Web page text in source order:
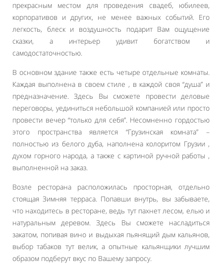
прекрасным местом для проведения свадеб, юбилеев,
корпоративов и других, не менее важных событий. Его
легкость, блеск и воздушность подарит Вам ощущение
сказки, а интерьер удивит богатством и
самодостаточностью.
В основном здание также есть четыре отдельные комнаты.
Каждая выполнена в своем стиле , в каждой своя “душа” и
предназначение. Здесь Вы сможете провести деловые
переговоры, уединиться небольшой компанией или просто
провести вечер “только для себя”. Несомненно гордостью
этого пространства является “Грузинская комната” –
полностью из белого дуба, наполнена колоритом Грузии ,
духом горного народа, а также с картиной ручной работы ,
выполненной на заказ.
Возле ресторана расположилась просторная, отдельно
стоящая Зимняя терраса. Попавши внутрь, вы забываете,
что находитесь в ресторане, ведь тут пахнет лесом, елью и
натуральным деревом. Здесь Вы сможете насладиться
закатом, попивая вино и выдыхая пьянящий дым кальянов,
выбор табаков тут велик, а опытные кальянщики лучшим
образом подберут вкус по Вашему запросу.